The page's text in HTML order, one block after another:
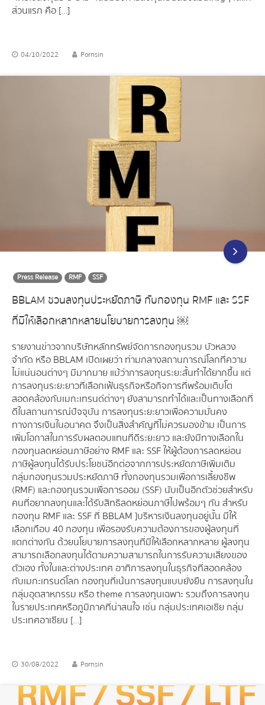
ส่วนแรก คือ […]
04/10/2022 Pornsin
Press Release RMF SSF
BBLAM ชวนลงทุนประหยัดภาษี กับกองทุน RMF และ SSF
ที่มีให้เลือกหลากหลายนโยบายการลงทุน ￼
รายงานข่าวจากบริษัทหลักทรัพย์จัดการกองทุนรวม บัวหลวง
จำกัด หรือ BBLAM เปิดเผยว่า ท่ามกลางสถานการณ์โลกที่ความ
ไม่แน่นอนต่างๆ มีมากมาย แม้ว่าการลงทุนระยะสั้นทำได้ยากขึ้น แต่
การลงทุนระยะยาวที่เลือกเฟ้นธุรกิจหรือกิจการที่พร้อมเติบโต
สอดคล้องกับเมกะเทรนด์ต่างๆ ยังสามารถทำได้และเป็นทางเลือกที่
ดีในสถานการณ์ปัจจุบัน การลงทุนระยะยาวเพื่อความมั่นคง
ทางการเงินในอนาคต จึงเป็นสิ่งสำคัญที่ไม่ควรมองข้าม เป็นการ
เพิ่มโอกาสในการรับผลตอบแทนที่ดีระยะยาว และยังมีทางเลือกใน
กองทุนลดหย่อนภาษีอย่าง RMF และ SSF ให้ผู้ต้องการลดหย่อน
ภาษีผู้ลงทุนได้รับประโยชน์อีกต่อจากการประหยัดภาษีเพิ่มเติม
กลุ่มกองทุนรวมประหยัดภาษี ทั้งกองทุนรวมเพื่อการเลี้ยงชีพ
(RMF) และกองทุนรวมเพื่อการออม (SSF) นับเป็นอีกตัวช่วยสำหรับ
คนที่อยากลงทุนและได้รับสิทธิลดหย่อนภาษีไปพร้อมๆ กัน สำหรับ
กองทุน RMF และ SSF ที่ BBLAM ]บริหารเงินลงทุนอยู่นั้น มีให้
เลือกเกือบ 40 กองทุน เพื่อรองรับความต้องการของผู้ลงทุนที่
แตกต่างกัน ด้วยนโยบายการลงทุนที่มีให้เลือกหลากหลาย ผู้ลงทุน
สามารถเลือกลงทุนได้ตามความสามารถในการรับความเสี่ยงของ
ตัวเอง ทั้งในและต่างประเทศ อาทิ การลงทุนในธุรกิจที่สอดคล้อง
กับเมกะเทรนด์โลก กองทุนที่เน้นการลงทุนแบบยั่งยืน การลงทุนใน
กลุ่มอุตสาหกรรม หรือ theme การลงทุนเฉพาะ รวมถึงการลงทุน
ในรายประเทศหรือภูมิภาคที่น่าสนใจ เช่น กลุ่มประเทศเอเชีย กลุ่ม
ประเทศอาเซียน […]
30/08/2022 Pornsin